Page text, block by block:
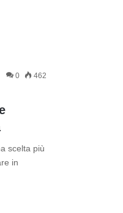
0 462
scelta più
in